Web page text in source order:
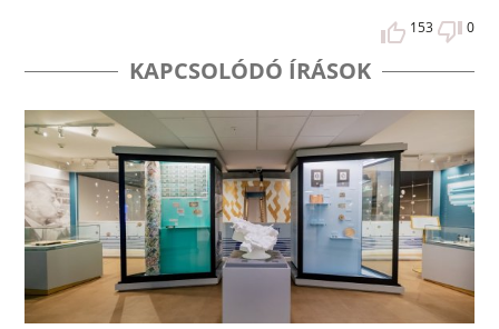
153 0
KAPCSOLÓDÓ ÍRÁSOK